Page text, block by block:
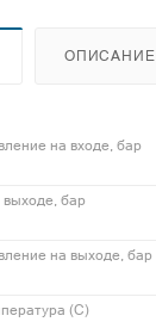
ОПИСАНИЕ
на входе, бар
бар
на выходе, бар
(С)